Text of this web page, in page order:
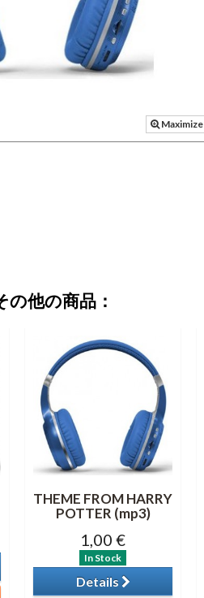
Maximize
他の商品：
THEME FROM HARRY
POTTER (mp3)
1,00 €
In Stock
Details